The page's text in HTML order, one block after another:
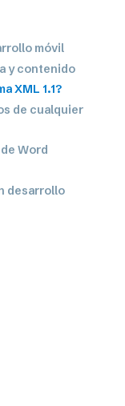
móvil
y contenido
XML 1.1?
de cualquier
Word
desarrollo